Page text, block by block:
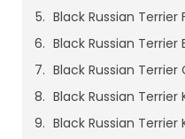
Black Russian Terrier
Black Russian Terrier
Black Russian Terrier
Black Russian Terrier
Black Russian Terrier